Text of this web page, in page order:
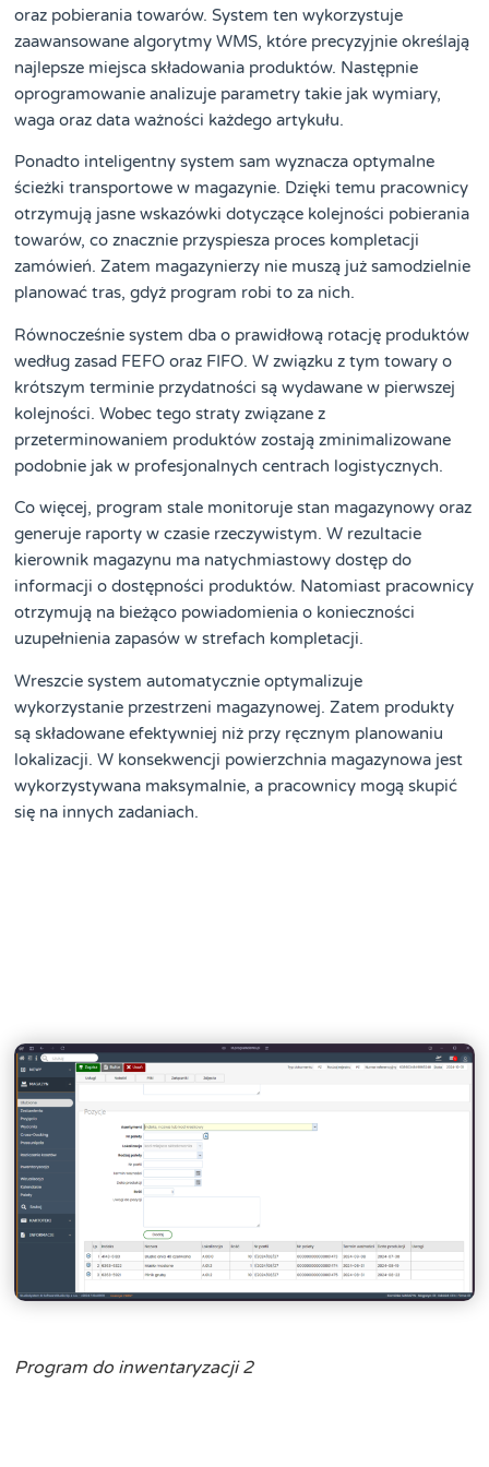
oraz pobierania towarów. System ten wykorzystuje
zaawansowane algorytmy WMS, które precyzyjnie określają
najlepsze miejsca składowania produktów. Następnie
oprogramowanie analizuje parametry takie jak wymiary,
waga oraz data ważności każdego artykułu.
Ponadto inteligentny system sam wyznacza optymalne
ścieżki transportowe w magazynie. Dzięki temu pracownicy
otrzymują jasne wskazówki dotyczące kolejności pobierania
towarów, co znacznie przyspiesza proces kompletacji
zamówień. Zatem magazynierzy nie muszą już samodzielnie
planować tras, gdyż program robi to za nich.
Równocześnie system dba o prawidłową rotację produktów
według zasad FEFO oraz FIFO. W związku z tym towary o
krótszym terminie przydatności są wydawane w pierwszej
kolejności. Wobec tego straty związane z
przeterminowaniem produktów zostają zminimalizowane
podobnie jak w profesjonalnych centrach logistycznych.
Co więcej, program stale monitoruje stan magazynowy oraz
generuje raporty w czasie rzeczywistym. W rezultacie
kierownik magazynu ma natychmiastowy dostęp do
informacji o dostępności produktów. Natomiast pracownicy
otrzymują na bieżąco powiadomienia o konieczności
uzupełnienia zapasów w strefach kompletacji.
Wreszcie system automatycznie optymalizuje
wykorzystanie przestrzeni magazynowej. Zatem produkty
są składowane efektywniej niż przy ręcznym planowaniu
lokalizacji. W konsekwencji powierzchnia magazynowa jest
wykorzystywana maksymalnie, a pracownicy mogą skupić
się na innych zadaniach.
Program do inwentaryzacji 2